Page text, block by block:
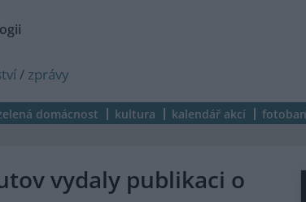
/ zprávy
domácnost kultura kalendář akcí
vydaly publikaci o